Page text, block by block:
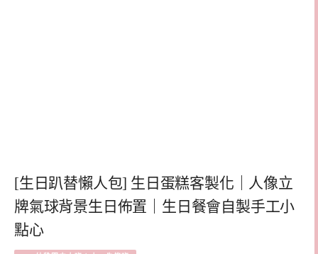
[生日趴替懶人包] 生日蛋糕客製化｜人像立
牌氣球背景生日佈置｜生日餐會自製手工小
點心